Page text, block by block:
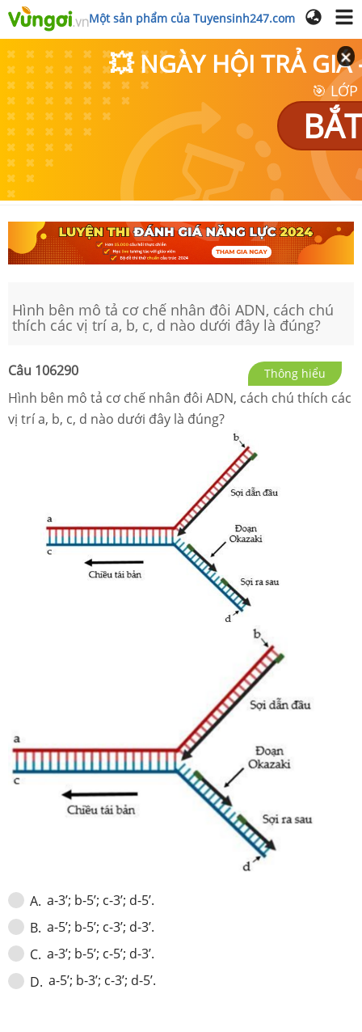
Một sản phẩm của Tuyensinh247.com
💥 NGÀY HỘI TRẢ GIÁ
🎯
Hình bên mô tả cơ chế nhân đôi ADN, cách chú
thích các vị trí a, b, c, d nào dưới đây là đúng?
Câu 106290 Thông hiểu
Hình bên mô tả cơ chế nhân đôi ADN, cách chú thích các
vị trí a, b, c, d nào dưới đây là đúng?
A. a-3’; b-5’; c-3’; d-5’.
B. a-5’; b-5’; c-3’; d-3’.
C. a-3’; b-5’; c-5’; d-3’.
D. a-5’; b-3’; c-3’; d-5’.